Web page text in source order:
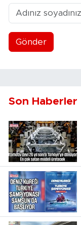
Gönder
Son Haberler